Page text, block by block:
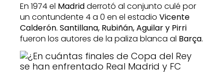
En 1974 el Madridderrotó al conjunto culé por
un contundente 4 a 0 en el estadio Vicente
Calderón. Santillana, Rubiñán, Aguilar y Pirri
fueron los autores de la paliza blanca al Barça.